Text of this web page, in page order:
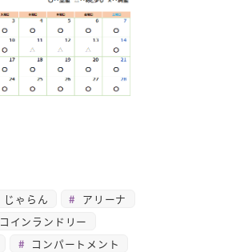
じゃらん
アリーナ
コインランドリー
コンパートメント